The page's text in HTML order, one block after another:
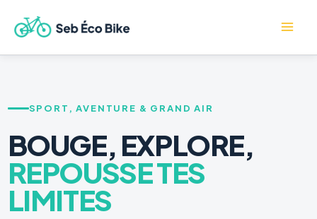
contenu
SPORT, AVENTURE & GRAND AIR
BOUGE, EXPLORE,
REPOUSSE TES
LIMITES